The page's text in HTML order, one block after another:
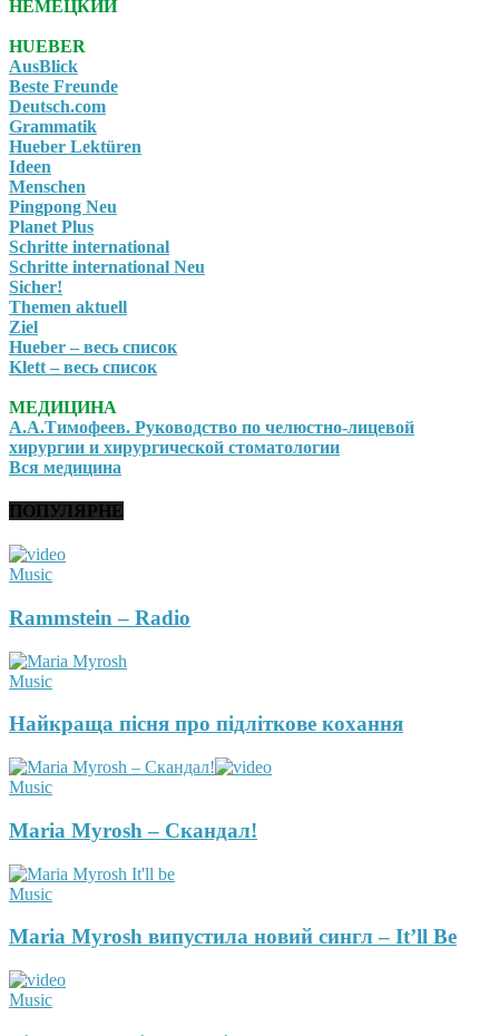
НЕМЕЦКИЙ
HUEBER
AusBlick
Beste Freunde
Deutsch.com
Grammatik
Hueber Lektüren
Ideen
Menschen
Pingpong Neu
Planet Plus
Schritte international
Schritte international Neu
Sicher!
Themen aktuell
Ziel
Hueber – весь список
Klett – весь список
МЕДИЦИНА
А.А.Тимофеев. Руководство по челюстно-лицевой
хирургии и хирургической стоматологии
Вся медицина
ПОПУЛЯРНЕ
Music
Rammstein – Radio
Music
Найкраща пісня про підліткове кохання
Music
Maria Myrosh – Скандал!
Music
Maria Myrosh випустила новий сингл – It’ll Be
Music